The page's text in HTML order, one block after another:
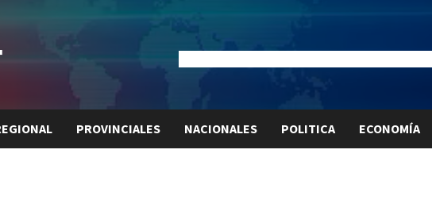
PROVINCIALES NACIONALES POLITICA ECONOMÍA